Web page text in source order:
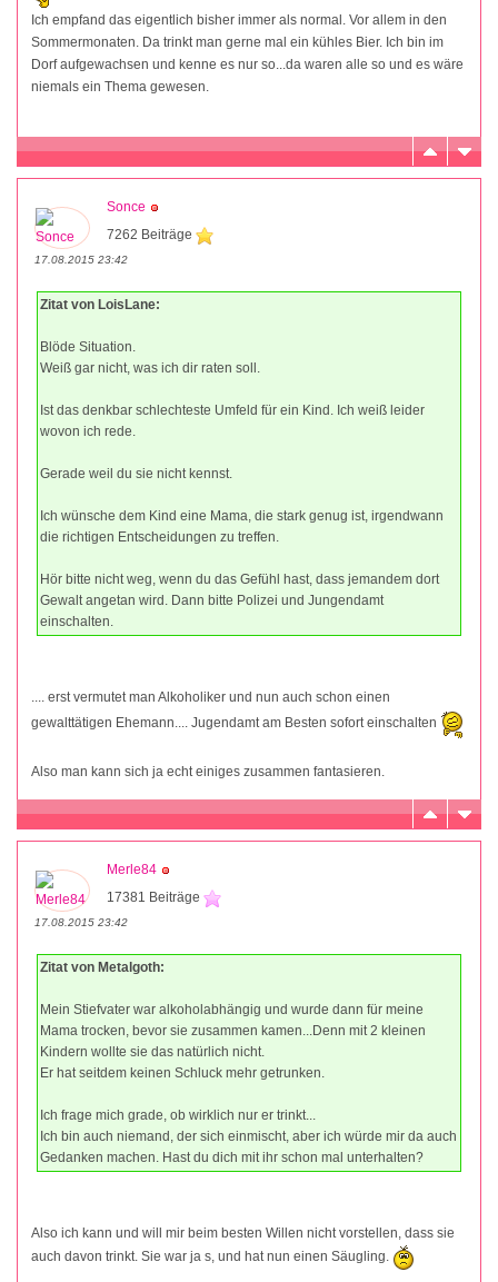
Ich empfand das eigentlich bisher immer als normal. Vor allem in den
Sommermonaten. Da trinkt man gerne mal ein kühles Bier. Ich bin im
Dorf aufgewachsen und kenne es nur so...da waren alle so und es wäre
niemals ein Thema gewesen.
Sonce
7262 Beiträge
17.08.2015 23:42
Zitat von LoisLane:
Blöde Situation.
Weiß gar nicht, was ich dir raten soll.
Ist das denkbar schlechteste Umfeld für ein Kind. Ich weiß leider
wovon ich rede.
Gerade weil du sie nicht kennst.
Ich wünsche dem Kind eine Mama, die stark genug ist, irgendwann
die richtigen Entscheidungen zu treffen.
Hör bitte nicht weg, wenn du das Gefühl hast, dass jemandem dort
Gewalt angetan wird. Dann bitte Polizei und Jungendamt
einschalten.
.... erst vermutet man Alkoholiker und nun auch schon einen
gewalttätigen Ehemann.... Jugendamt am Besten sofort einschalten
Also man kann sich ja echt einiges zusammen fantasieren.
Merle84
17381 Beiträge
17.08.2015 23:42
Zitat von Metalgoth:
Mein Stiefvater war alkoholabhängig und wurde dann für meine
Mama trocken, bevor sie zusammen kamen...Denn mit 2 kleinen
Kindern wollte sie das natürlich nicht.
Er hat seitdem keinen Schluck mehr getrunken.
Ich frage mich grade, ob wirklich nur er trinkt...
Ich bin auch niemand, der sich einmischt, aber ich würde mir da auch
Gedanken machen. Hast du dich mit ihr schon mal unterhalten?
Also ich kann und will mir beim besten Willen nicht vorstellen, dass sie
auch davon trinkt. Sie war ja s, und hat nun einen Säugling.